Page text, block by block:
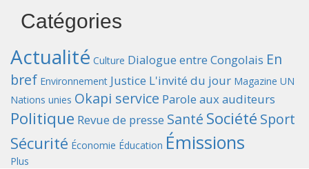
Catégories
Actualité Culture Dialogue entre Congolais En
bref Environnement Justice L'invité du jour Magazine UN
Nations unies Okapi service Parole aux auditeurs
Politique Revue de presse Santé Société Sport
Sécurité Économie Éducation Émissions
Plus